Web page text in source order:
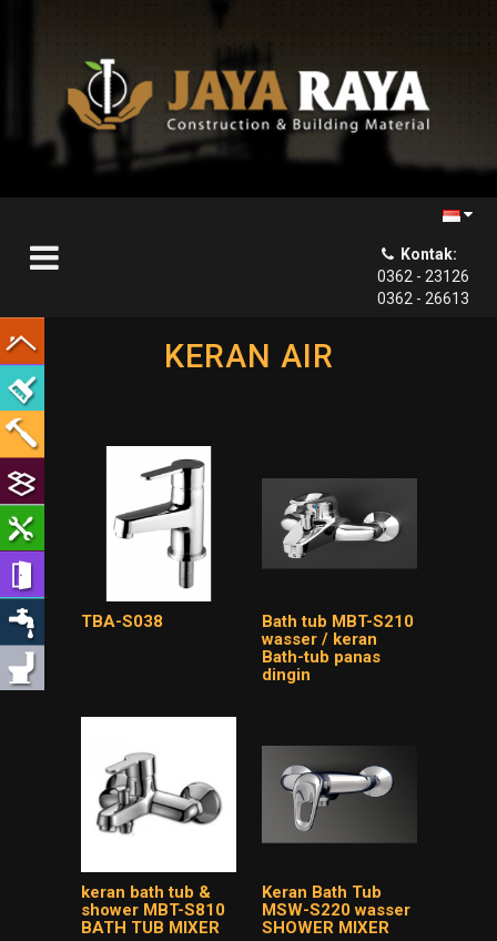

Kontak:
0362 - 23126
0362 - 26613
KERAN AIR
TBA-S038
Bath tub MBT-S210
wasser / keran
Bath-tub panas
dingin
keran bath tub &
shower MBT-S810
BATH TUB MIXER
Keran Bath Tub
MSW-S220 wasser
SHOWER MIXER